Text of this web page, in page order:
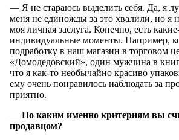
— Я не стараюсь выделить себя. Да, я
меня не единожды за это хвалили, но я
моя личная заслуга. Конечно, есть
индивидуальные моменты. Например,
подработку в наш магазин в торговом
«Домодедовский», один мужчина в
что я как-то необычайно красиво
ему очень понравилось наблюдать за
приятно.
— По каким именно критериям вы
продавцом?